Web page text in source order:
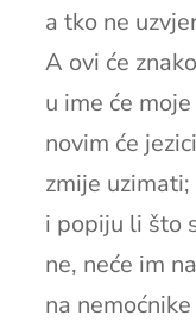
a tko ne
A ovi će
u ime će
novim će
zmije uzimati;
i popiju li što
ne, neće im
na